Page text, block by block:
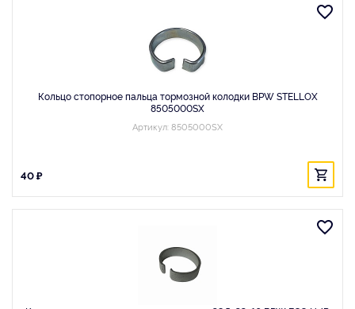
Кольцо стопорное пальца тормозной колодки BPW STELLOX
8505000SX
Артикул: 8505000SX
40 ₽